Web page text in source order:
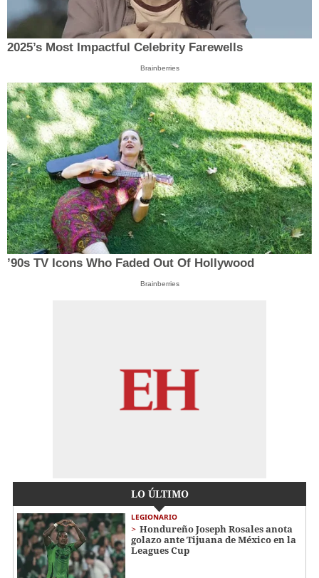
2025’s Most Impactful Celebrity Farewells
Brainberries
’90s TV Icons Who Faded Out Of Hollywood
Brainberries
LO ÚLTIMO
LEGIONARIO
Hondureño Joseph Rosales anota
golazo ante Tijuana de México en la
Leagues Cup